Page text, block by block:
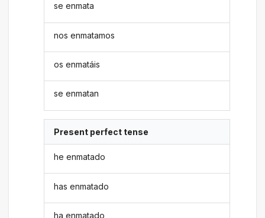
se enmata
nos enmatamos
os enmatáis
se enmatan
Present perfect tense
he enmatado
has enmatado
ha enmatado